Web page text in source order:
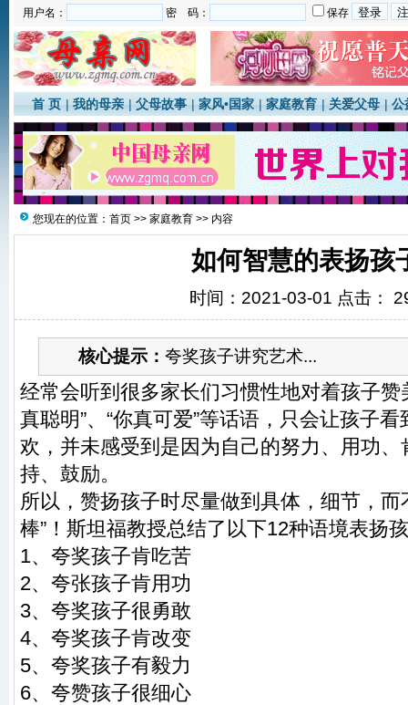
用户名： 密 码： 保存
首 页 |我的母亲 |父母故事 |家风•国家 |家庭教育 |关爱父母 |公
您现在的位置： 首页 >> 家庭教育 >> 内容
如何智慧的表扬孩
时间：2021-03-01 点击：
核心提示： 夸奖孩子讲究艺术...
经常会听到很多家长们习惯性地对着孩子赞
真聪明”、“你真可爱”等话语，只会让孩子
欢，并未感受到是因为自己的努力、用功
持、鼓励。
所以，赞扬孩子时尽量做到具体，细节，而
棒”！斯坦福教授总结了以下12种语境表扬
1、夸奖孩子肯吃苦
2、夸张孩子肯用功
3、夸奖孩子很勇敢
4、夸奖孩子肯改变
5、夸奖孩子有毅力
6、夸赞孩子很细心